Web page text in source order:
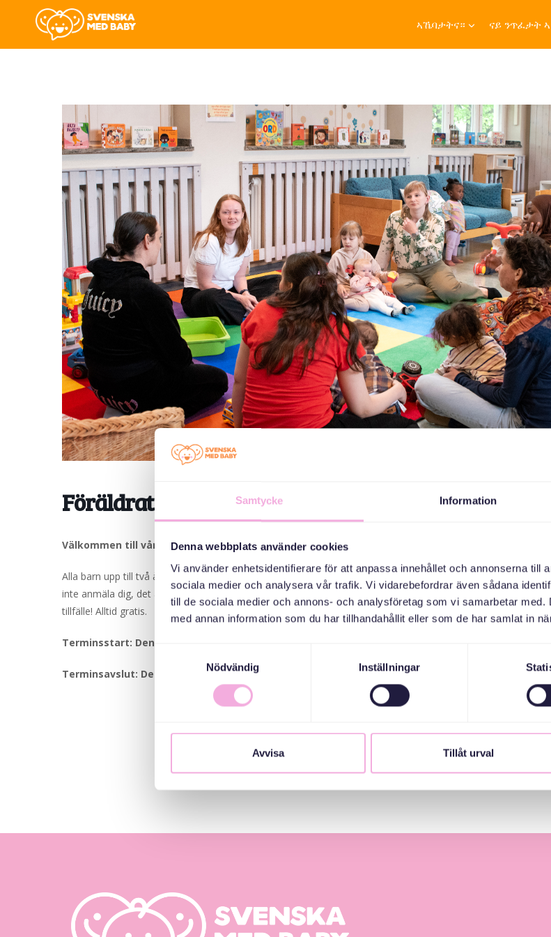
Samtycke Information
Denna webbplats använder cookies
Vi använder enhetsidentifierare för att anpassa innehållet och annonserna till
sociala medier och analysera vår trafik. Vi vidarebefordrar även sådana
till de sociala medier och annons- och analysföretag som vi samarbetar
med annan information som du har tillhandahållit eller som de har samlat in
Nödvändig
Inställningar
Avvisa Tillåt urval
ኣኼባታትና። ናይ ንጥፈታት
Föräldraträff i Järfälla
Välkommen till våra föräldraträffar i Järfälla!
Alla barn upp till två år är välkomna och deras föräldrar eller annan vuxen också förstås. Till denna träff
inte anmäla dig, det är bara att komma. Vi leker, fikar och pratar. Behöver du träna på att prata svenska är
tillfälle! Alltid gratis.
Terminsstart: Den 9 september.
Terminsavslut: Den 2 december.